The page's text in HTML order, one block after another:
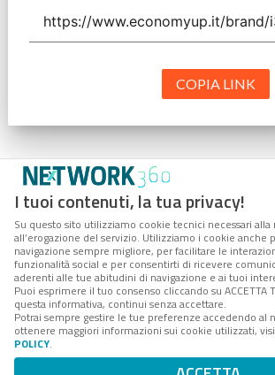
I tuoi contenuti, la tua privacy!
Su questo sito utilizziamo cookie tecnici necessari
all’erogazione del servizio. Utilizziamo i cookie anche
navigazione sempre migliore, per facilitare le
funzionalità social e per consentirti di ricevere
aderenti alle tue abitudini di navigazione e ai tuoi
Puoi esprimere il tuo consenso cliccando su ACCETTA
questa informativa, continui senza accettare.
Potrai sempre gestire le tue preferenze accedendo al
ottenere maggiori informazioni sui cookie utilizzati,
POLICY.
COPIA LINK